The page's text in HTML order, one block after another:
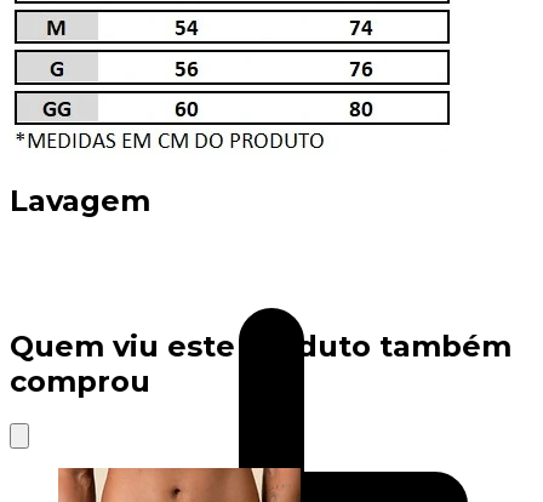
Lavagem
Quem viu este produto também
comprou